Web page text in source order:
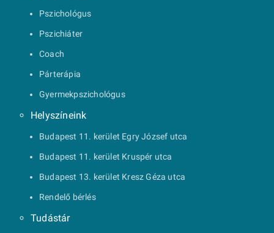
Pszichológus
Pszichiáter
Coach
Párterápia
Gyermekpszichológus
Helyszíneink
Budapest 11. kerület Egry József utca
Budapest 11. kerület Kruspér utca
Budapest 13. kerület Kresz Géza utca
Rendelő bérlés
Tudástár